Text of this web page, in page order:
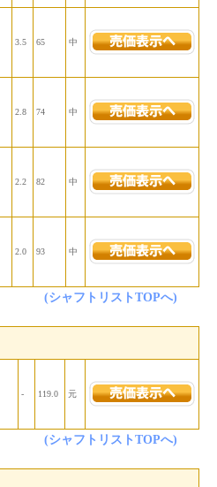
3.5 65 中
2.8 74 中
2.2 82 中
2.0 93 中
(シャフトリストTOPへ)
- 119.0 元
(シャフトリストTOPへ)